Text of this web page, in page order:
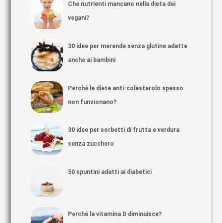
Che nutrienti mancano nella dieta dei
vegani?
30 idee per merende senza glutine adatte
anche ai bambini
Perché le diete anti-colesterolo spesso
non funzionano?
30 idee per sorbetti di frutta e verdura
senza zucchero
50 spuntini adatti ai diabetici
Perché la vitamina D diminuisce?